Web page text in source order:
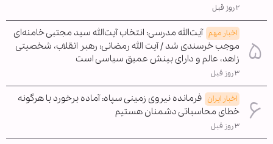
۲ روز قبل
اخبار مهم آیت‌الله مدرسی: انتخاب آیت‌الله سید مجتبی خامنه‌ای
موجب خرسندی شد / آیت الله رمضانی: رهبر انقلاب، شخصیتی
زاهد، عالم و دارای بینش عمیق سیاسی است
۳ روز قبل
اخبار ایران فرمانده نیروی زمینی سپاه: آماده برخورد با هرگونه
خطای محاسباتی دشمنان هستیم
۳ روز قبل